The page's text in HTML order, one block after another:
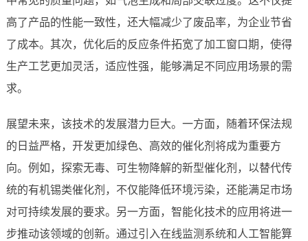
高了产品的性能一致性，还大幅减少了废品率，为企业节省
了成本。其次，优化后的反应条件拓宽了加工窗口期，使得
生产工艺更加灵活，适应性强，能够满足不同应用场景的需
求。
展望未来，该技术的发展潜力巨大。一方面，随着环保法规
的日益严格，开发更加绿色、高效的催化剂将成为重要方
向。例如，探索无毒、可生物降解的新型催化剂，以替代传
统的有机锡类催化剂，不仅能降低环境污染，还能满足市场
对可持续发展的要求。另一方面，智能化技术的应用将进一
步推动该领域的创新。通过引入在线监测系统和人工智能算